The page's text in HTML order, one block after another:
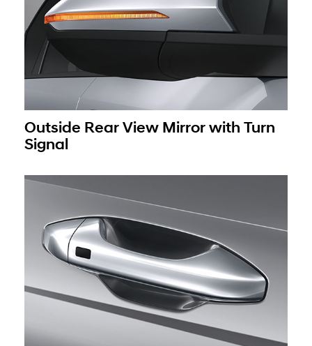
Outside Rear View Mirror with Turn
Signal